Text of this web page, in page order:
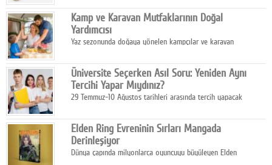
dokunuşunu taşıyor.
Kamp ve Karavan Mutfaklarının Doğal
Yardımcısı
Yaz sezonunda doğaya yönelen kampçılar ve karavan
temizlik sağlayan, çevreye duyarlı bitkisel içerikli ürünleri tercih
ediyor.
Üniversite Seçerken Asıl Soru: Yeniden Aynı
Tercihi Yapar Mıydınız?
29 Temmuz-10 Ağustos tarihleri arasında tercih yapacak
Elden Ring Evreninin Sırları Mangada
Derinleşiyor
Dünya çapında milyonlarca oyuncuyu büyüleyen Elden